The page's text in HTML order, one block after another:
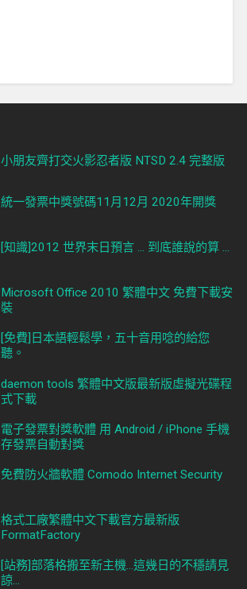
小朋友齊打交火影忍者版 NTSD 2.4 完整版
統一發票中獎號碼11月12月 2020年開獎
[知識]2012 世界末日預言 ... 到底誰說的算 ...
Microsoft Office 2010 繁體中文 免費下載安
裝
[免費]日本語輕鬆學，五十音用唸的給您
聽。
daemon tools 繁體中文版最新版虛擬光碟程
式下載
電子發票對獎軟體 用 Android / iPhone 手機
存發票自動對獎
免費防火牆軟體 Comodo Internet Security
格式工廠繁體中文下載官方最新版
FormatFactory
[站務]部落格搬至新主機...這幾日的不穩請見
諒...